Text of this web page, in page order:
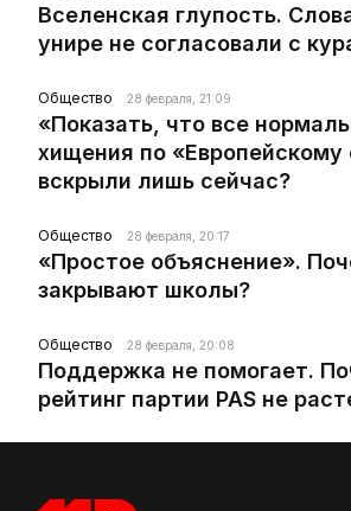
Вселенская глупость.
унире не согласовали с
Общество 28 февраля, 21:09
«Показать, что все
хищения по «Европейскому
вскрыли лишь сейчас?
Общество 28 февраля, 20:17
«Простое объяснение».
закрывают школы?
Общество 28 февраля, 20:08
Поддержка не помогает.
рейтинг партии PAS не